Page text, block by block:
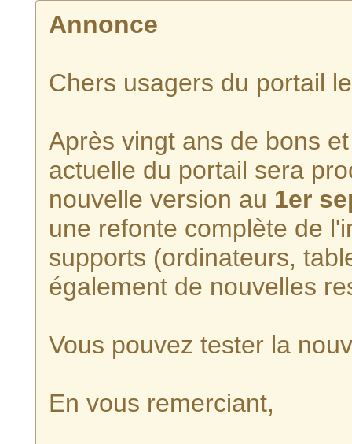
Annonce
Chers usagers du portail
Après vingt ans de bons
actuelle du portail sera
nouvelle version au 1er
une refonte complète de
supports (ordinateurs,
également de nouvelles
Vous pouvez tester la
En vous remerciant,